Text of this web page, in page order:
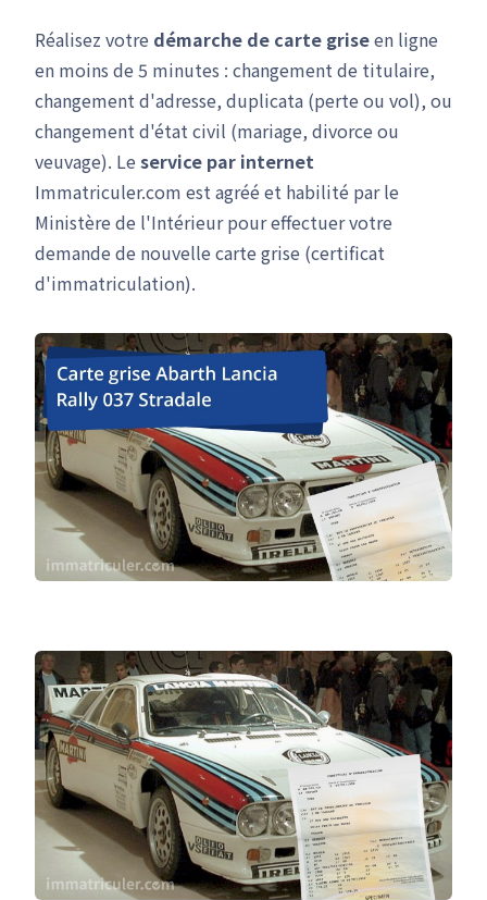
Réalisez votre démarche de carte griseen ligne
en moins de 5 minutes : changement de titulaire,
changement d'adresse, duplicata (perte ou vol), ou
changement d'état civil (mariage, divorce ou
veuvage). Le service par internet
Immatriculer.com est agréé et habilité par le
Ministère de l'Intérieur pour effectuer votre
demande de nouvelle carte grise (certificat
d'immatriculation).